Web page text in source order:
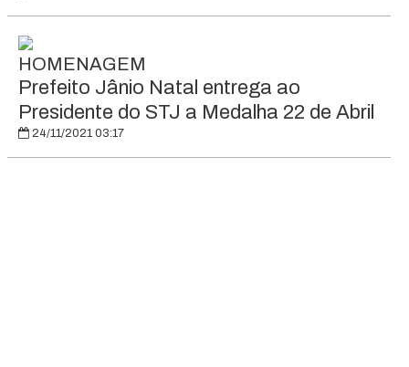
HOMENAGEM
Prefeito Jânio Natal entrega ao
Presidente do STJ a Medalha 22 de Abril
24/11/2021 03:17